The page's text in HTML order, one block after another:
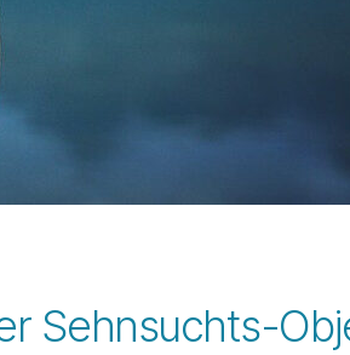
Sehnsuchts-